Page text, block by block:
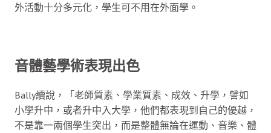
外活動十分多元化，學生可不用在外面學。
音體藝學術表現出色
Bally續說，「老師質素、學業質素、成效、升學，譬如
小學升中，或者升中入大學，他們都表現到自己的優越，
不是靠一兩個學生突出，而是整體無論在運動、音樂、體